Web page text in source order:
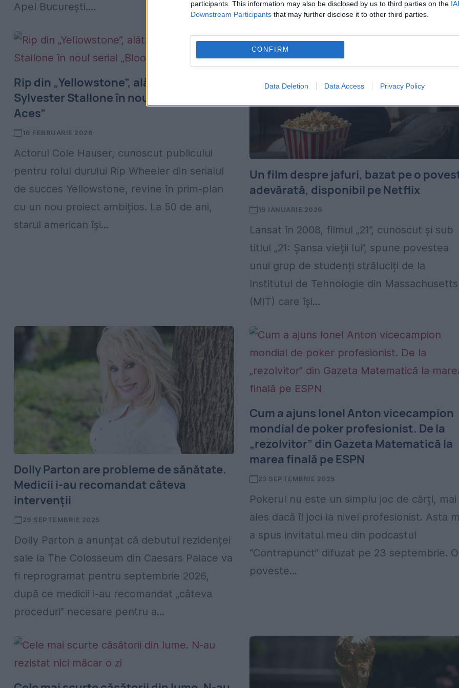
participants. This information may also be disclosed by us to third parties on the
Downstream Participants that may further disclose it to other third parties.
CONFIRM
Data Deletion Data Access Privacy Policy
Apel București....
și este acum în...
Rip din „Yellowstone”, alături de
Sylvester Stallone în noul serial „Blood
Aces”
16 FEBRUARIE 2026
Actorul Cole Hauser, cunoscut publicului
pentru rolul durului Rip Wheeler din serialul
de succes Yellowstone, revine în prim-plan
cu un nou proiect ambițios. La 50 de ani,
starul american își...
Un film despre jafuri, bazat pe o
adevărată, disponibil pe Netflix
19 IANUARIE 2026
Lansat în 2008, filmul „21”, cunoscut și sub
titlul „21: Șansa vieții lui”, spune povestea
unui grup de studenți străluciți de la
Institutul de Tehnologie din Massachusetts
(MIT) care își...
Dolly Parton are probleme de sănătate.
Medicii i-au recomandat câteva
intervenții
29 SEPTEMBRIE 2025
Dolly Parton a anunțat că debutul rezidenței
sale la The Colosseum din Caesars Palace va
fi reprogramat pentru septembrie 2026,
după ce medicii i-au recomandat „câteva
proceduri” necesare pentru a...
Cum a ajuns Ionel Anton vicecampion
mondial de poker profesionist. De la
„rezolvitor” din Gazeta Matematică la
marea finală pe ESPN
23 SEPTEMBRIE 2025
Pokerul nu este un simplu joc de cărți, mai
ales dacă îl joci la nivel profesionist. Asta
a spus invitatul meu din podcastul
“Contrapunct” difuzat pe 23 septembrie. O
poveste...